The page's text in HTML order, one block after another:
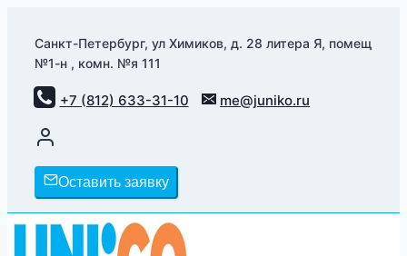
содержимому
Санкт-Петербург, ул Химиков, д. 28 литера Я, помещ
№1-н , комн. №я 111
+7 (812) 633-31-10 me@juniko.ru
Оставить заявку